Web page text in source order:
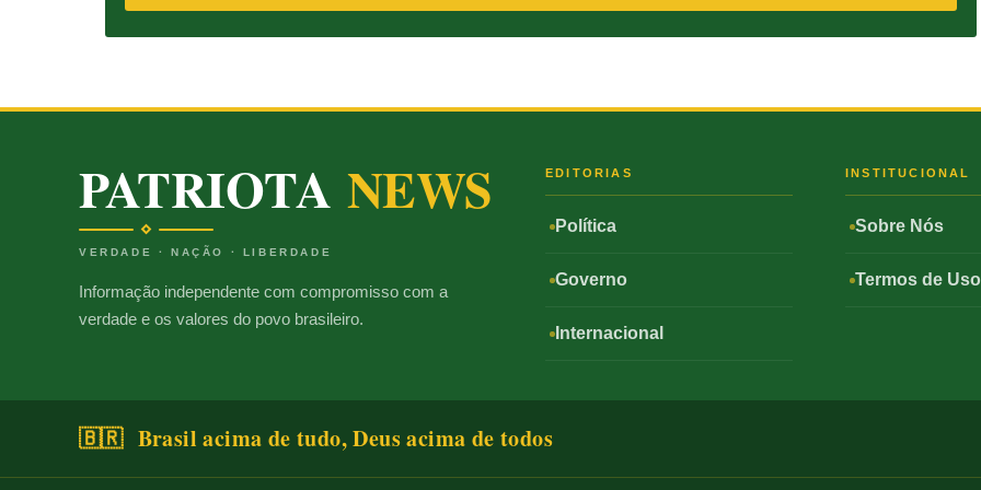
PATRIOTA NEWS
VERDADE · NAÇÃO · LIBERDADE
Informação independente com compromisso com a
verdade e os valores do povo brasileiro.
EDITORIAS
Política
Governo
Internacional
INSTITUCIONAL
Sobre Nós
Termos de Uso
🇧🇷 Brasil acima de tudo, Deus acima de todos